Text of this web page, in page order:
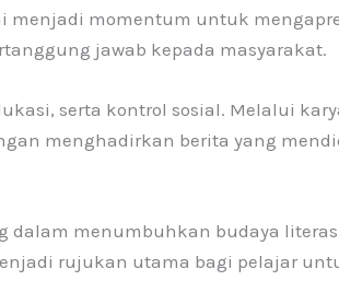
menjadi momentum untuk
jawab kepada masyarakat.
serta kontrol sosial. Melalui
menghadirkan berita yang
dalam menumbuhkan budaya
rujukan utama bagi pelajar